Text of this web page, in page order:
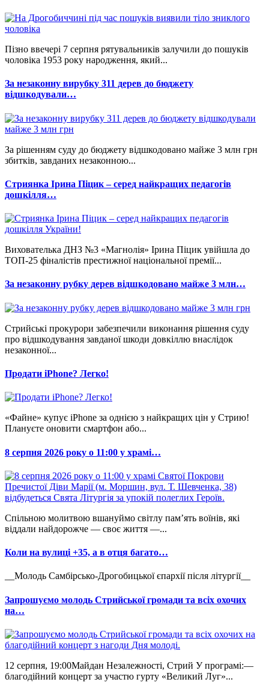
Пізно ввечері 7 серпня рятувальників залучили до пошуків
чоловіка 1953 року народження, який...
За незаконну вирубку 311 дерев до бюджету
відшкодували…
За рішенням суду до бюджету відшкодовано майже 3 млн грн
збитків, завданих незаконною...
Стриянка Ірина Піцик – серед найкращих педагогів
дошкілля…
Вихователька ДНЗ №3 «Магнолія» Ірина Піцик увійшла до
ТОП-25 фіналістів престижної національної премії...
За незаконну рубку дерев відшкодовано майже 3 млн…
Стрийські прокурори забезпечили виконання рішення суду
про відшкодування завданої шкоди довкіллю внаслідок
незаконної...
Продати iPhone? Легко!
«Файне» купує iPhone за однією з найкращих цін у Стрию!
Плануєте оновити смартфон або...
8 серпня 2026 року о 11:00 у храмі…
Спільною молитвою вшануймо світлу пам’ять воїнів, які
віддали найдорожче — своє життя —...
Коли на вулиці +35, а в отця багато…
__Молодь Самбірсько-Дрогобицької єпархії після літургії__
Запрошуємо молодь Стрийської громади та всіх охочих
на…
12 серпня, 19:00Майдан Незалежності, Стрий У програмі:—
благодійний концерт за участю гурту «Великий Луг»...